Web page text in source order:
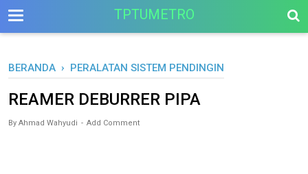
--> TPTUMETRO
BERANDA › PERALATAN SISTEM PENDINGIN
REAMER DEBURRER PIPA
By Ahmad Wahyudi Add Comment